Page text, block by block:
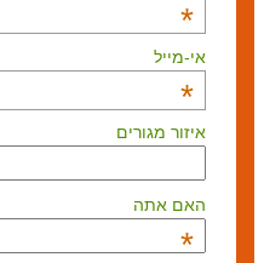
*
אי-מייל
*
איזור מגורים
האם אתה
*